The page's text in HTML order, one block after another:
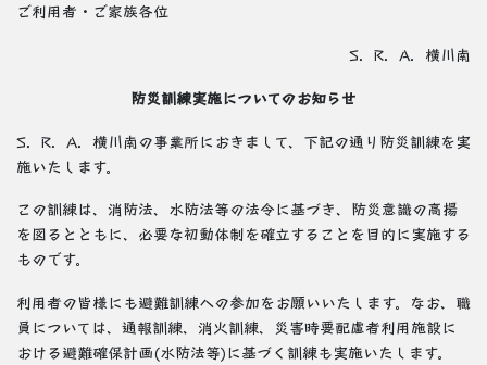
ご利用者・ご家族各位
S．R．A．横川南
防災訓練実施についてのお知らせ
S．R．A．横川南の事業所におきまして、下記の通り防災訓練を実
施いたします。
この訓練は、消防法、水防法等の法令に基づき、防災意識の高揚
を図るとともに、必要な初動体制を確立することを目的に実施する
ものです。
利用者の皆様にも避難訓練への参加をお願いいたします。なお、職
員については、通報訓練、消火訓練、災害時要配慮者利用施設に
おける避難確保計画(水防法等)に基づく訓練も実施いたします。